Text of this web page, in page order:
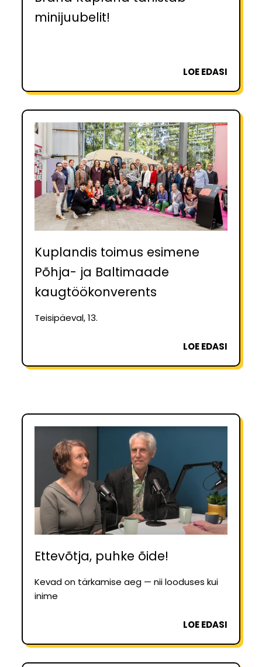
minijuubelit!
LOE EDASI
Kuplandis toimus esimene
Põhja- ja Baltimaade
kaugtöökonverents
Teisipäeval, 13.
LOE EDASI
Ettevõtja, puhke õide!
Kevad on tärkamise aeg — nii looduses kui
inime
LOE EDASI